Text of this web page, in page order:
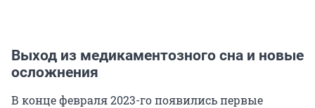
Выход из медикаментозного сна и новые
осложнения
В конце февраля 2023-го появились первые